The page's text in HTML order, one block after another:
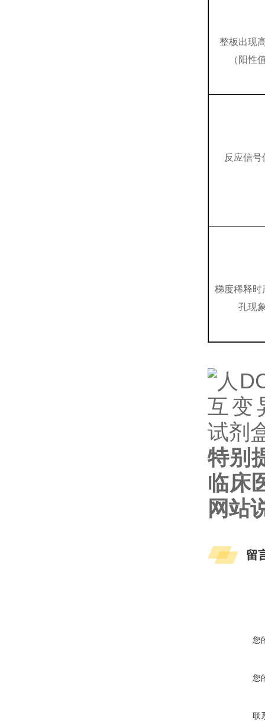
整板出现
（阳性
反应信号
梯度稀释时
孔现
特别
临床
网站
留
您
您
联